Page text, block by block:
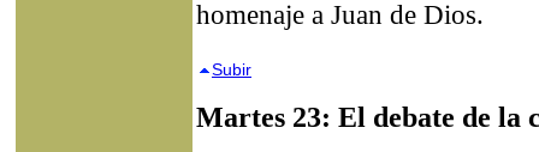
homenaje a Juan de Dios.
Subir
Martes 23: El debate de la